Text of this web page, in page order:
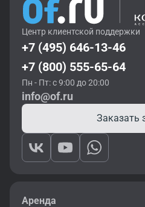
Центр клиентской поддержки
+7 (495) 646-13-46
+7 (800) 555-65-64
Пн - Пт: с 9:00 до 20:00
info@of.ru
Заказать
Аренда